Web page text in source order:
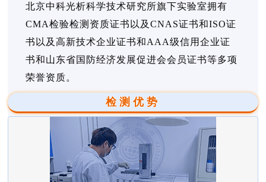
北京中科光析科学技术研究所旗下实验室拥有
CMA检验检测资质证书以及CNAS证书和ISO证
书以及高新技术企业证书和AAA级信用企业证
书和山东省国防经济发展促进会会员证书等多项
荣誉资质。
检测优势